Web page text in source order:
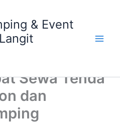
& Event
Sewa Tenda
dan